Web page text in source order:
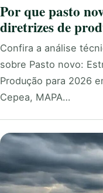
Por que pasto
diretrizes de
Confira a análise
sobre Pasto novo:
Produção para 2026
Cepea, MAPA…